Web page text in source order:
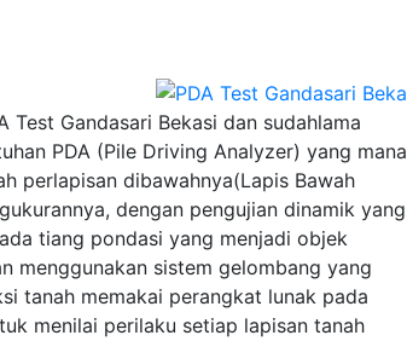
Test Gandasari Bekasi dan sudahlama
PDA (Pile Driving Analyzer) yang mana
perlapisan dibawahnya(Lapis Bawah
dengan pengujian dinamik yang
tiang pondasi yang menjadi objek
menggunakan sistem gelombang yang
tanah memakai perangkat lunak pada
menilai perilaku setiap lapisan tanah